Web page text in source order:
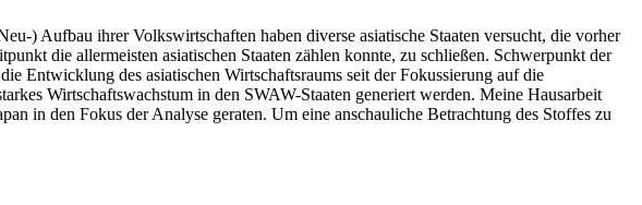
) Aufbau ihrer Volkswirtschaften haben diverse asiatische Staaten versucht, die vorher
die allermeisten asiatischen Staaten zählen konnte, zu schließen. Schwerpunkt der
Entwicklung des asiatischen Wirtschaftsraums seit der Fokussierung auf die
Wirtschaftswachstum in den SWAW-Staaten generiert werden. Meine Hausarbeit
in den Fokus der Analyse geraten. Um eine anschauliche Betrachtung des Stoffes zu